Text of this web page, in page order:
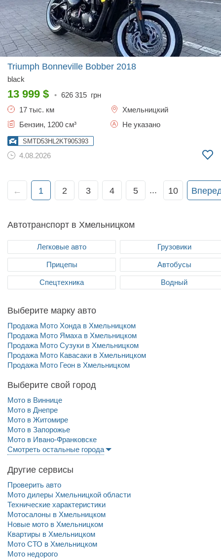
Triumph Bonneville Bobber 2018
black
13 999 $ • 626 315 грн
17 тыс. км
Хмельницкий
Бензин, 1200 см³
Не указано
SMTD53HL2KT905393
4.08.2026
← 1 2 3 4 5 ... 10
Автотранспорт в Хмельницком
Легковые авто Грузовики
Прицепы Автобусы
Спецтехника Водный
Выберите марку авто
Продажа Мото Хонда в Хмельницком
Продажа Мото Ямаха в Хмельницком
Продажа Мото Cузуки в Хмельницком
Продажа Мото Кавасаки в Хмельницком
Продажа Мото Геон в Хмельницком
Выберите свой город
Мото в Виннице
Мото в Днепре
Мото в Житомире
Мото в Запорожье
Мото в Ивано-Франковске
Смотреть остальные города
Другие сервисы
Проверить авто
Мото дилеры Хмельницкой области
Технические характеристики
Мотосалоны в Хмельницком
Новые мото в Хмельницком
Квартиры в Хмельницком
Мото СТО в Хмельницком
Мото недорого